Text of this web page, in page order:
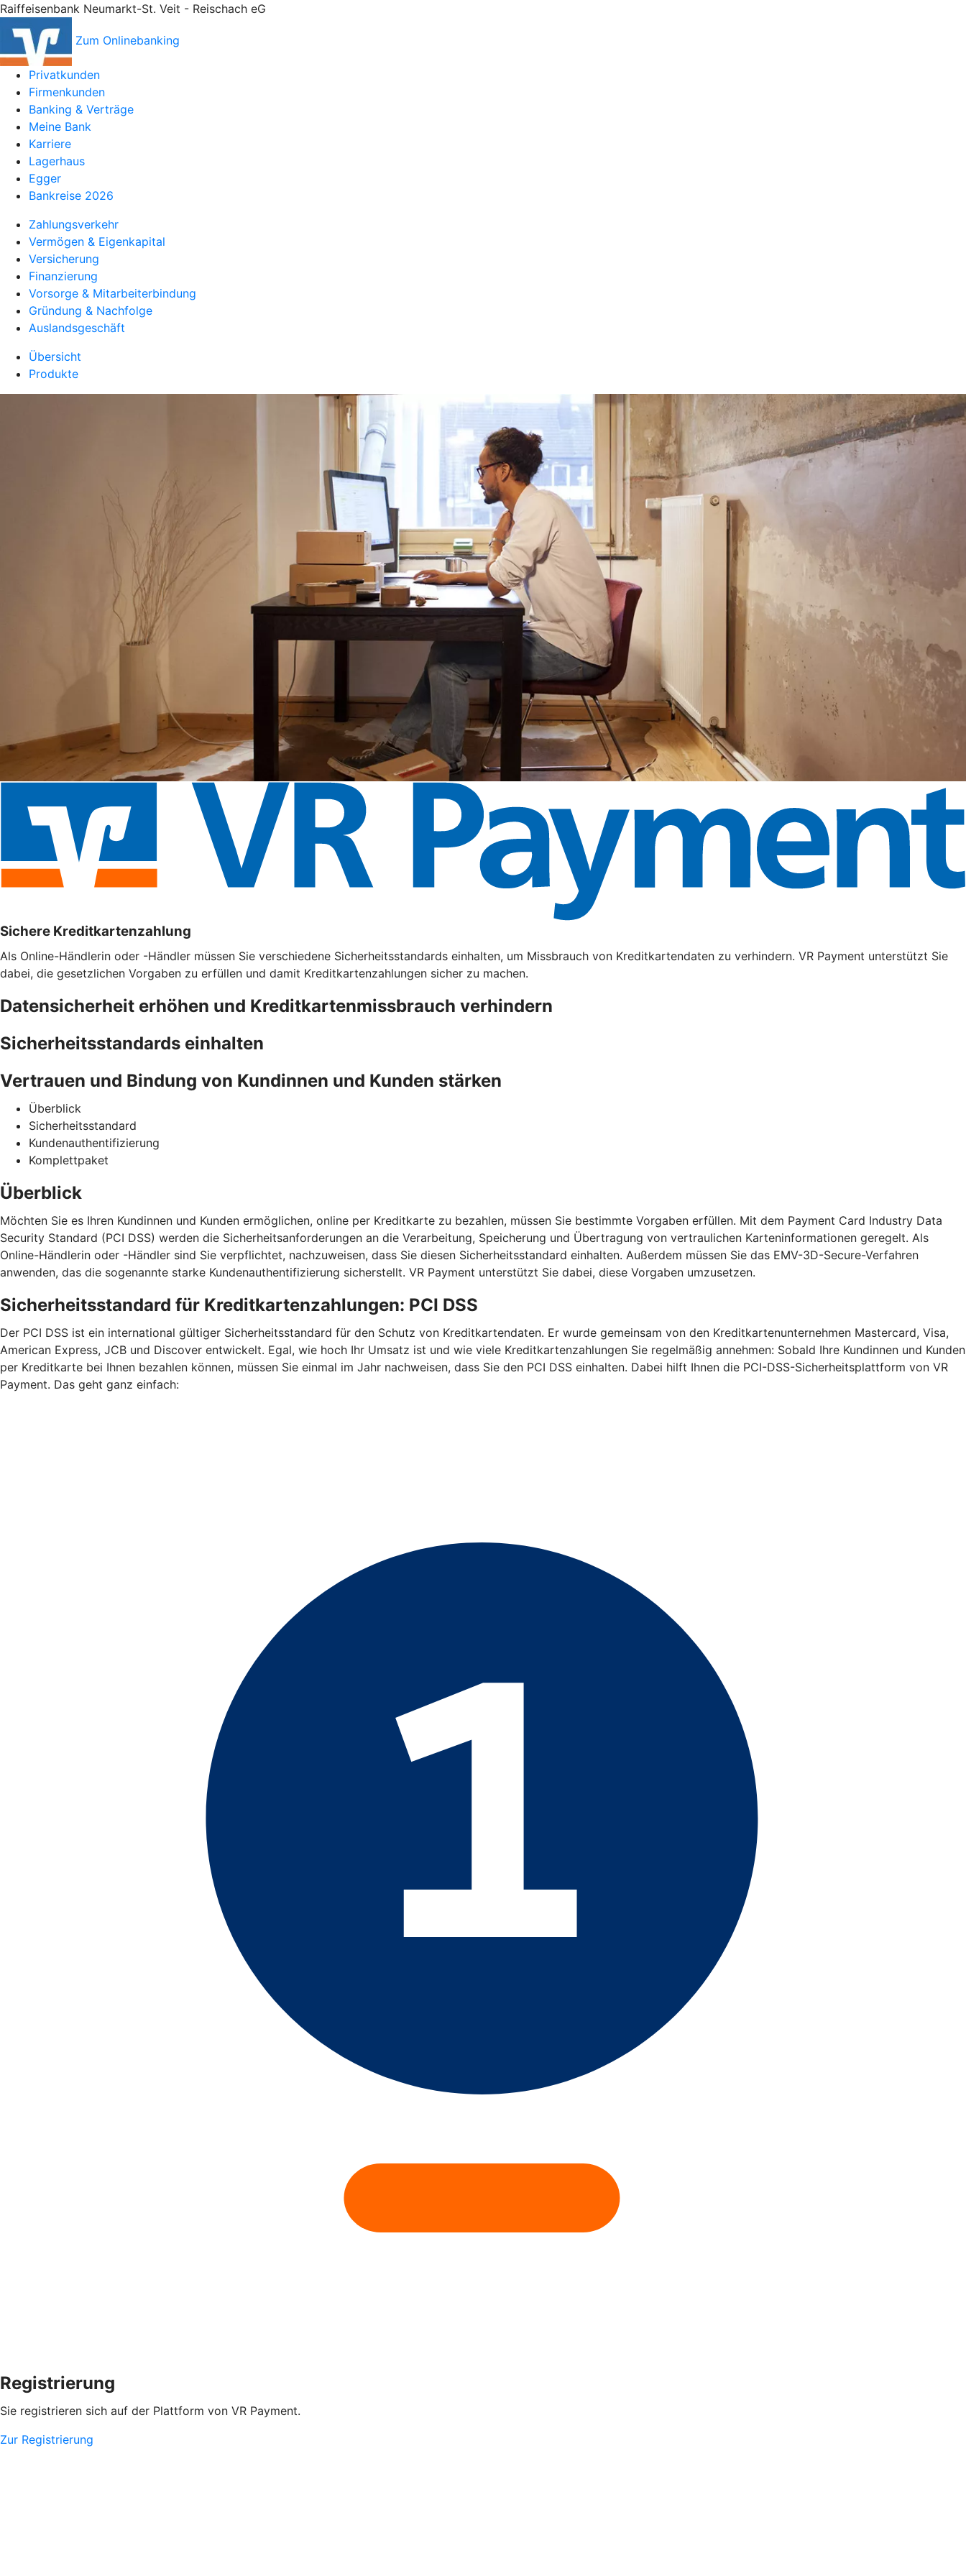
Raiffeisenbank Neumarkt-St. Veit - Reischach eG
Zum Onlinebanking
Privatkunden
Firmenkunden
Banking & Verträge
Meine Bank
Karriere
Lagerhaus
Egger
Bankreise 2026
Zahlungsverkehr
Vermögen & Eigenkapital
Versicherung
Finanzierung
Vorsorge & Mitarbeiterbindung
Gründung & Nachfolge
Auslandsgeschäft
Übersicht
Produkte
Sichere Kreditkartenzahlung
Als Online-Händlerin oder -Händler müssen Sie verschiedene Sicherheitsstandards einhalten, um Missbrauch von Kreditkartendaten zu verhindern. VR Payment unterstützt Sie
dabei, die gesetzlichen Vorgaben zu erfüllen und damit Kreditkartenzahlungen sicher zu machen.
Datensicherheit erhöhen und Kreditkartenmissbrauch verhindern
Sicherheitsstandards einhalten
Vertrauen und Bindung von Kundinnen und Kunden stärken
Überblick
Sicherheitsstandard
Kundenauthentifizierung
Komplettpaket
Überblick
Möchten Sie es Ihren Kundinnen und Kunden ermöglichen, online per Kreditkarte zu bezahlen, müssen Sie bestimmte Vorgaben erfüllen. Mit dem Payment Card Industry Data
Security Standard (PCI DSS) werden die Sicherheitsanforderungen an die Verarbeitung, Speicherung und Übertragung von vertraulichen Karteninformationen geregelt. Als
Online-Händlerin oder -Händler sind Sie verpflichtet, nachzuweisen, dass Sie diesen Sicherheitsstandard einhalten. Außerdem müssen Sie das EMV-3D-Secure-Verfahren
anwenden, das die sogenannte starke Kundenauthentifizierung sicherstellt. VR Payment unterstützt Sie dabei, diese Vorgaben umzusetzen.
Sicherheitsstandard für Kreditkartenzahlungen: PCI DSS
Der PCI DSS ist ein international gültiger Sicherheitsstandard für den Schutz von Kreditkartendaten. Er wurde gemeinsam von den Kreditkartenunternehmen Mastercard, Visa,
American Express, JCB und Discover entwickelt. Egal, wie hoch Ihr Umsatz ist und wie viele Kreditkartenzahlungen Sie regelmäßig annehmen: Sobald Ihre Kundinnen und Kunden
per Kreditkarte bei Ihnen bezahlen können, müssen Sie einmal im Jahr nachweisen, dass Sie den PCI DSS einhalten. Dabei hilft Ihnen die PCI-DSS-Sicherheitsplattform von VR
Payment. Das geht ganz einfach:
Registrierung
Sie registrieren sich auf der Plattform von VR Payment.
Zur Registrierung